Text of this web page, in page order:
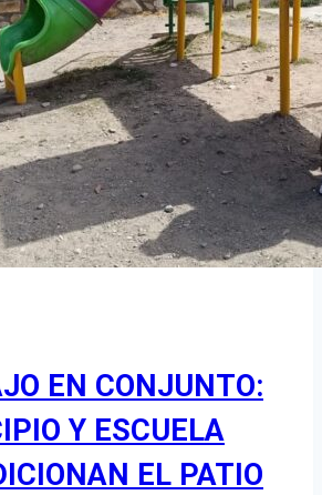
EN CONJUNTO:
Y ESCUELA
EL PATIO